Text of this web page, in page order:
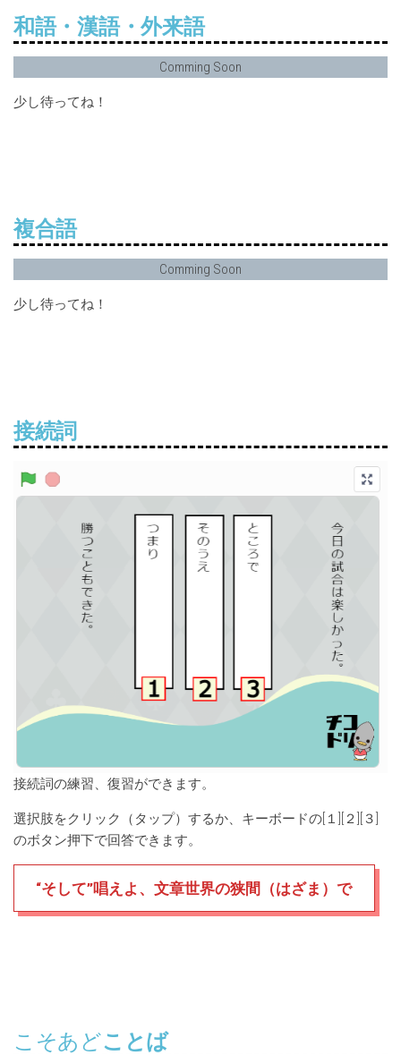
和語・漢語・外来語
Comming Soon
少し待ってね！
複合語
Comming Soon
少し待ってね！
接続詞
接続詞の練習、復習ができます。
選択肢をクリック（タップ）するか、キーボードの[１][２][３]
のボタン押下で回答できます。
“そして”唱えよ、文章世界の狭間（はざま）で
こそあどことば